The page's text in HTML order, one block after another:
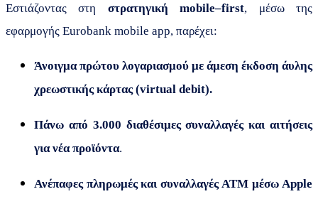
Εστιάζοντας στη στρατηγική mobile–first, μέσω της
εφαρμογής Eurobank mobile app, παρέχει:
Άνοιγμα πρώτου λογαριασμού με άμεση έκδοση άυλης
χρεωστικής κάρτας (virtual debit).
Πάνω από 3.000 διαθέσιμες συναλλαγές και αιτήσεις
για νέα προϊόντα.
Ανέπαφες πληρωμές και συναλλαγέςATM μέσω Apple